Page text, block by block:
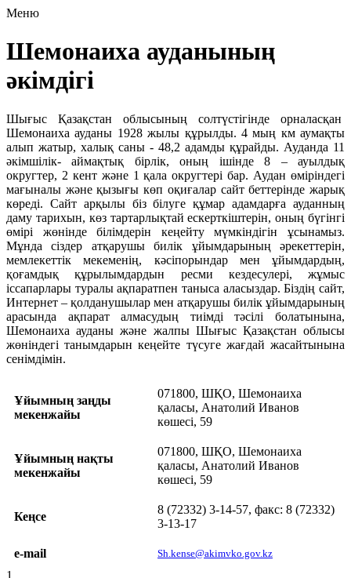
Меню
Шемонаиха ауданының
әкімдігі
Шығыс Қазақстан облысының солтүстігінде орналасқан
Шемонаиха ауданы 1928 жылы құрылды. 4 мың км аумақты
алып жатыр, халық саны - 48,2 адамды құрайды. Ауданда 11
әкімшілік- аймақтық бірлік, оның ішінде 8 – ауылдық
округтер, 2 кент және 1 қала округтері бар. Аудан өміріндегі
мағыналы және қызығы көп оқиғалар сайт беттерінде жарық
көреді. Сайт арқылы біз білуге құмар адамдарға ауданның
даму тарихын, көз тартарлықтай ескерткіштерін, оның бүгінгі
өмірі жөнінде білімдерін кеңейту мүмкіндігін ұсынамыз.
Мұнда сіздер атқарушы билік ұйымдарының әрекеттерін,
мемлекеттік мекеменің, кәсіпорындар мен ұйымдардың,
қоғамдық құрылымдардын ресми кездесулері, жұмыс
іссапарлары туралы ақпаратпен таныса аласыздар. Біздің сайт,
Интернет – қолданушылар мен атқарушы билік ұйымдарының
арасында ақпарат алмасудың тиімді тәсілі болатынына,
Шемонаиха ауданы және жалпы Шығыс Қазақстан облысы
жөніндегі танымдарын кеңейте түсуге жағдай жасайтынына
сенімдімін.
Ұйымның заңды
мекенжайы
071800, ШҚО, Шемонаиха
қаласы, Анатолий Иванов
көшесі, 59
Ұйымның нақты
мекенжайы
071800, ШҚО, Шемонаиха
қаласы, Анатолий Иванов
көшесі, 59
Кеңсе
8 (72332) 3-14-57, факс: 8 (72332)
3-13-17
e-mail Sh.kense@akimvko.gov.kz
1